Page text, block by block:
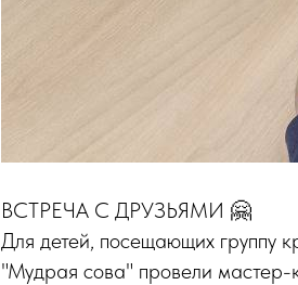
ВСТРЕЧА С ДРУЗЬЯМИ 🤗
Для детей, посещающих группу
"Мудрая сова" провели мастер-